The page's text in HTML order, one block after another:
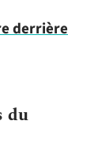
derrière
du